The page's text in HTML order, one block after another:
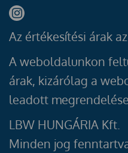
Az értékesítési árak
A weboldalunkon
árak, kizárólag a
leadott
LBW HUNGÁRIA Kft.
Minden jog